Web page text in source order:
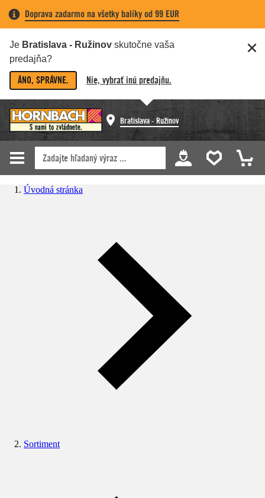
Doprava zadarmo na všetky balíky od 99 EUR
Je Bratislava - Ružinov skutočne vaša
predajňa?
ÁNO, SPRÁVNE. Nie, vybrať inú predajňu.
Bratislava - Ružinov
Úvodná stránka
Sortiment